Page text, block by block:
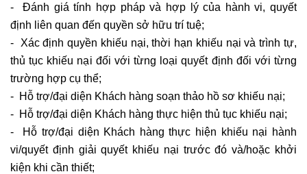
-  Đánh giá tính hợp pháp và hợp lý của hành vi, quyết
định liên quan đến quyền sở hữu trí tuệ;
-  Xác định quyền khiếu nại, thời hạn khiếu nại và trình tự,
thủ tục khiếu nại đối với từng loại quyết định đối với từng
trường hợp cụ thể;
-  Hỗ trợ/đại diện Khách hàng soạn thảo hồ sơ khiếu nại;
-  Hỗ trợ/đại diện Khách hàng thực hiện thủ tục khiếu nại;
-  Hỗ trợ/đại diện Khách hàng thực hiện khiếu nại hành
vi/quyết định giải quyết khiếu nại trước đó và/hoặc khởi
kiện khi cần thiết;